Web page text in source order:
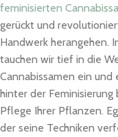
feminisierten
gerückt und
Handwerk herangehen.
tauchen wir tief in die
Cannabissamen ein
hinter der
Pflege Ihrer Pflanzen.
der seine Techniken